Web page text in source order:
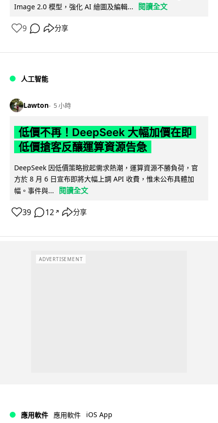
Image 2.0 模型，強化 AI 繪圖及編輯...
閱讀全文
9 分享
人工智能
Lawton 5 小時
低價不再！DeepSeek 大幅加價在即
低價搶客反釀運算資源告急
DeepSeek 因低價策略掀起需求熱潮，運算資源不勝負荷，官
方於 8 月 6 日宣布即將大幅上調 API 收費，惟未公布具體加
幅。事件與...
閱讀全文
39 12 ↗ 分享
ADVERTISEMENT
應用軟件 應用軟件 iOS App